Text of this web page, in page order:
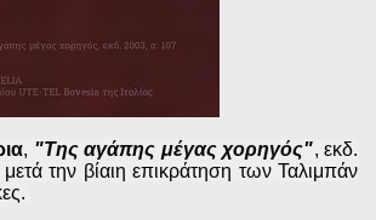
, "Της αγάπης μέγας χορηγός", εκδ.
την βίαιη επικράτηση των Ταλιμπάν